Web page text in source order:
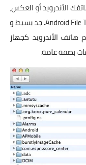
الأندرويد أو العكس،
فإنه من البديهي استخدام برنامج Android File Transfer. جد بسيط و
الأندرويد كجهاز
بصفة عامة.